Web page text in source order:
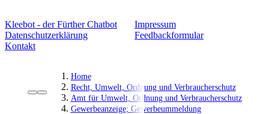
Kleebot - der Fürther Chatbot
Impressum
Datenschutzerklärung
Feedbackformular
Kontakt
Home
Recht, Umwelt, Ordnung und Verbraucherschutz
Amt für Umwelt, Ordnung und Verbraucherschutz
Gewerbeanzeige; Gewerbeummeldung